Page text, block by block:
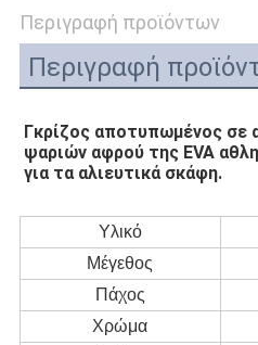
POLICY
Περιγραφή προϊόντων
Περιγραφή
Γκρίζος αποτυπωμένος σε
ψαριών αφρού της EVA
για τα αλιευτικά σκάφη.
Υλικό
Μέγεθος
Πάχος
Χρώμα